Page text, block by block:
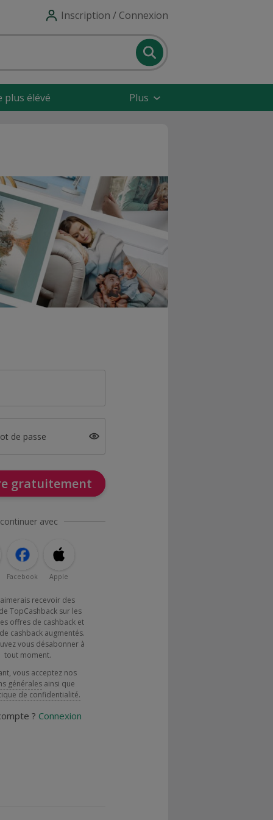
Inscription / Connexion
plus élévé Plus
de passe
gratuitement
avec
Facebook Apple
recevoir des
TopCashback sur les
offres de cashback et
cashback augmentés.
vous désabonner à
tout moment.
vous acceptez nos
générales ainsi que
de confidentialité.
? Connexion